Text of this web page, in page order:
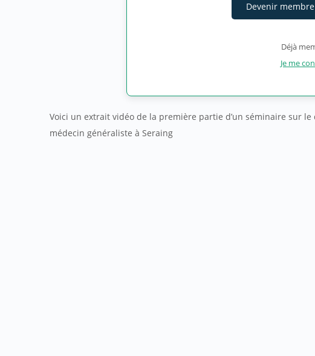
Devenir
Déjà
Je me
Voici un extrait vidéo de la première partie d’un séminaire sur
médecin généraliste à Seraing